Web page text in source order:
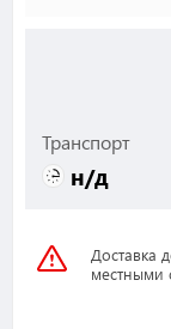
Транспорт
н/д
Доставка
местными